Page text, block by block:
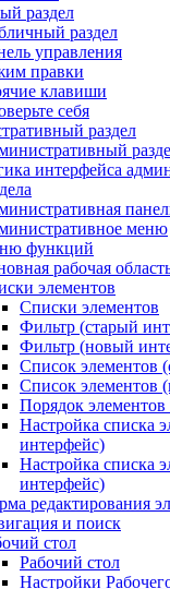
раздел
раздел
управления
правки
клавиши
себя
раздел
интерфейса
меню
функций
рабочая
элементов
Списки элементов
Фильтр (старый
Фильтр (новый
Список элементов
Список элементов
Порядок элементов
Настройка списка
интерфейс)
Настройка списка
интерфейс)
редактирования
и поиск
стол
Рабочий стол
Настройки